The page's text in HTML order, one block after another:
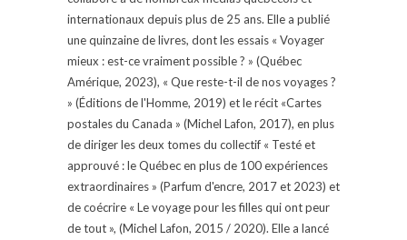
internationaux depuis plus de 25 ans. Elle a publié
une quinzaine de livres, dont les essais « Voyager
mieux : est-ce vraiment possible ? » (Québec
Amérique, 2023), « Que reste-t-il de nos voyages ?
» (Éditions de l'Homme, 2019) et le récit «Cartes
postales du Canada » (Michel Lafon, 2017), en plus
de diriger les deux tomes du collectif « Testé et
approuvé : le Québec en plus de 100 expériences
extraordinaires » (Parfum d'encre, 2017 et 2023) et
de coécrire « Le voyage pour les filles qui ont peur
de tout », (Michel Lafon, 2015 / 2020). Elle a lancé